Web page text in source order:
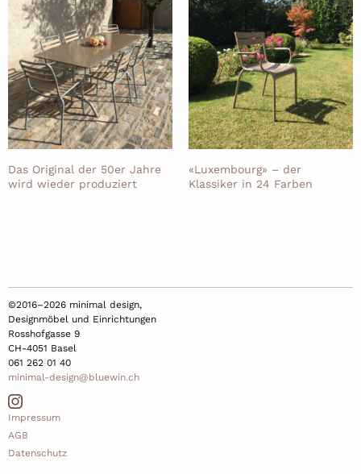
Das Original der 50er Jahre
wird wieder produziert
«Luxembourg» – der
Klassiker in 24 Farben
©2016–2026 minimal design,
Designmöbel und Einrichtungen
Rosshofgasse 9
CH-4051 Basel
061 262 01 40
minimal-design@bluewin.ch
Impressum
AGB
Datenschutz